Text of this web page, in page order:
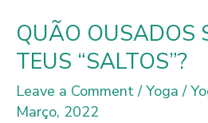
QUÃO OUSADOS
TEUS “SALTOS”?
Leave a Comment /Yoga /
Março, 2022